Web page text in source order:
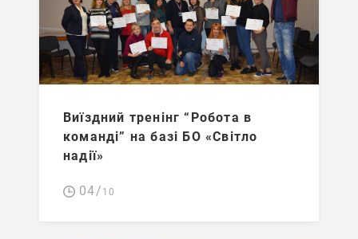
Виїздний тренінг “Робота в
команді” на базі БО «Світло
надії»
04/ 10